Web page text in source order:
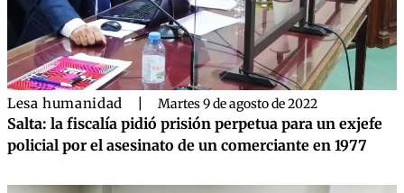
Lesa humanidad Martes 9 de agosto de 2022
Salta: la fiscalía pidió prisión perpetua para un exjefe
policial por el asesinato de un comerciante en 1977